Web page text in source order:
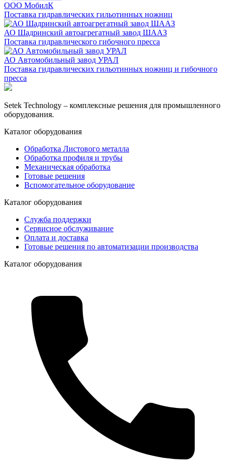
ООО МобилК
Поставка гидравлических гильотинных ножниц
АО Шадринский автоагрегатный завод ШААЗ
Поставка гидравлического гибочного пресса
АО Автомобильный завод УРАЛ
Поставка гидравлических гильотинных ножниц и гибочного
пресса
Setek Technology – комплексные решения для промышленного
оборудования.
Каталог оборудования
Обработка Листового металла
Обработка профиля и трубы
Механическая обработка
Готовые решения
Вспомогательное оборудование
Каталог оборудования
Служба поддержки
Сервисное обслуживание
Оплата и доставка
Готовые решения по автоматизации производства
Каталог оборудования